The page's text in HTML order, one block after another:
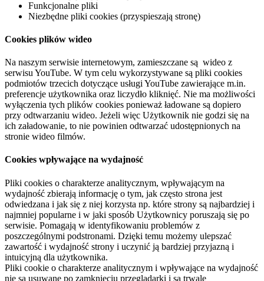
Funkcjonalne pliki
Niezbędne pliki cookies (przyspieszają stronę)
Cookies plików wideo
Na naszym serwisie internetowym, zamieszczane są wideo z
serwisu YouTube. W tym celu wykorzystywane są pliki cookies
podmiotów trzecich dotyczące usługi YouTube zawierające m.in.
preferencje użytkownika oraz liczydło kliknięć. Nie ma możliwości
wyłączenia tych plików cookies ponieważ ładowane są dopiero
przy odtwarzaniu wideo. Jeżeli więc Użytkownik nie godzi się na
ich załadowanie, to nie powinien odtwarzać udostępnionych na
stronie wideo filmów.
Cookies wpływające na wydajność
Pliki cookies o charakterze analitycznym, wpływającym na
wydajność zbierają informację o tym, jak często strona jest
odwiedzana i jak się z niej korzysta np. które strony są najbardziej i
najmniej popularne i w jaki sposób Użytkownicy poruszają się po
serwisie. Pomagają w identyfikowaniu problemów z
poszczególnymi podstronami. Dzięki temu możemy ulepszać
zawartość i wydajność strony i uczynić ją bardziej przyjazną i
intuicyjną dla użytkownika.
Pliki cookie o charakterze analitycznym i wpływające na wydajność
nie są usuwane po zamknięciu przeglądarki i są trwale